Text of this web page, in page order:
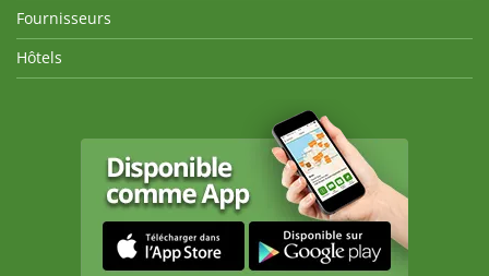
Fournisseurs
Hôtels